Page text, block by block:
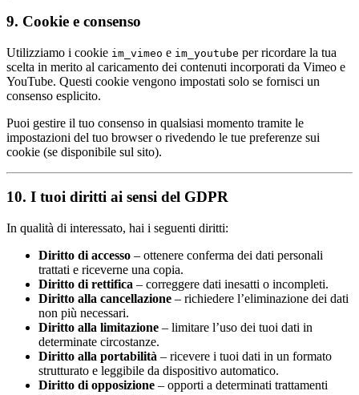
9. Cookie e consenso
Utilizziamo i cookie im_vimeo e im_youtube per ricordare la tua
scelta in merito al caricamento dei contenuti incorporati da Vimeo e
YouTube. Questi cookie vengono impostati solo se fornisci un
consenso esplicito.
Puoi gestire il tuo consenso in qualsiasi momento tramite le
impostazioni del tuo browser o rivedendo le tue preferenze sui
cookie (se disponibile sul sito).
10. I tuoi diritti ai sensi del GDPR
In qualità di interessato, hai i seguenti diritti:
Diritto di accesso – ottenere conferma dei dati personali
trattati e riceverne una copia.
Diritto di rettifica – correggere dati inesatti o incompleti.
Diritto alla cancellazione – richiedere l’eliminazione dei dati
non più necessari.
Diritto alla limitazione – limitare l’uso dei tuoi dati in
determinate circostanze.
Diritto alla portabilità – ricevere i tuoi dati in un formato
strutturato e leggibile da dispositivo automatico.
Diritto di opposizione – opporti a determinati trattamenti